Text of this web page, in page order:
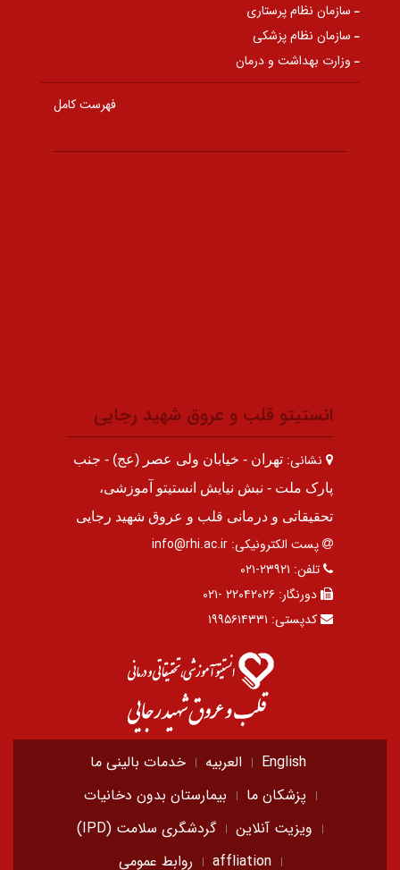
سازمان نظام پرستاری
سازمان نظام پزشکی
وزارت بهداشت و درمان
فهرست کامل
انستیتو قلب و عروق شهید رجایی
نشانی: تهران - خیابان ولی عصر (عج) - جنب
پارک ملت - نبش نیایش انستیتو آموزشی،
تحقیقاتی و درمانی قلب و عروق شهید رجایی
پست الکترونیکی: info@rhi.ac.ir
تلفن: ۲۳۹۲۱-۰۲۱
دورنگار: ۲۲۰۴۲۰۲۶ -۰۲۱
کدپستی: ۱۹۹۵۶۱۴۳۳۱
English العربیه
خدمات بالینی ما
پزشکان ما
بیمارستان بدون دخانیات
ویزیت آنلاین
گردشگری سلامت (IPD)
affliation
روابط عمومی